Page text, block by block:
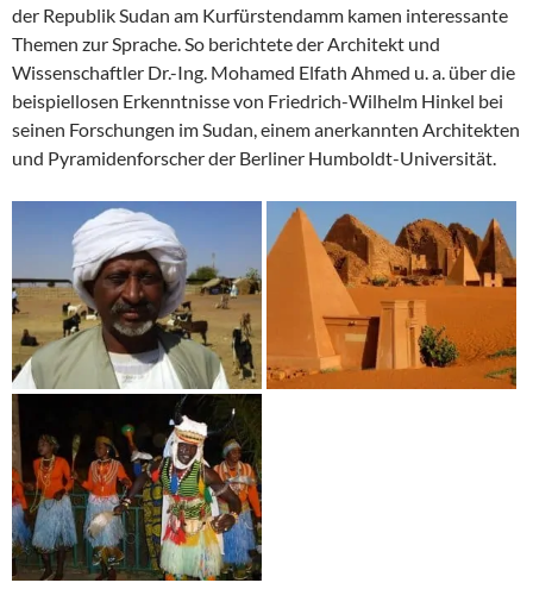
der Republik Sudan am Kurfürstendamm kamen interessante
Themen zur Sprache. So berichtete der Architekt und
Wissenschaftler Dr.-Ing. Mohamed Elfath Ahmed u. a. über die
beispiellosen Erkenntnisse von Friedrich-Wilhelm Hinkel bei
seinen Forschungen im Sudan, einem anerkannten Architekten
und Pyramidenforscher der Berliner Humboldt-Universität.